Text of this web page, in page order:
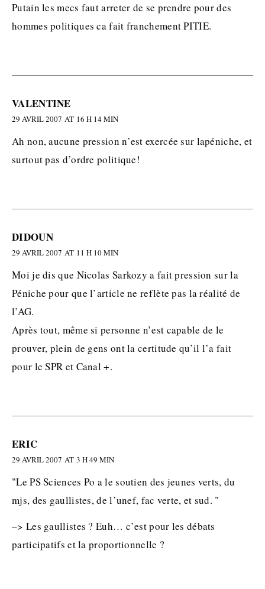
Putain les mecs faut arreter de se prendre pour des
hommes politiques ca fait franchement PITIE.
VALENTINE
29 AVRIL 2007 AT 16 H 14 MIN
Ah non, aucune pression n’est exercée sur lapéniche, et
surtout pas d’ordre politique!
DIDOUN
29 AVRIL 2007 AT 11 H 10 MIN
Moi je dis que Nicolas Sarkozy a fait pression sur la
Péniche pour que l’article ne reflète pas la réalité de
l’AG.
Après tout, même si personne n’est capable de le
prouver, plein de gens ont la certitude qu’il l’a fait
pour le SPR et Canal +.
ERIC
29 AVRIL 2007 AT 3 H 49 MIN
"Le PS Sciences Po a le soutien des jeunes verts, du
mjs, des gaullistes, de l’unef, fac verte, et sud. "
–> Les gaullistes ? Euh… c’est pour les débats
participatifs et la proportionnelle ?